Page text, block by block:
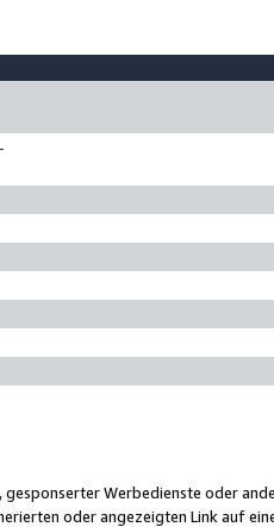
gesponserter Werbedienste oder
oder angezeigten Link auf